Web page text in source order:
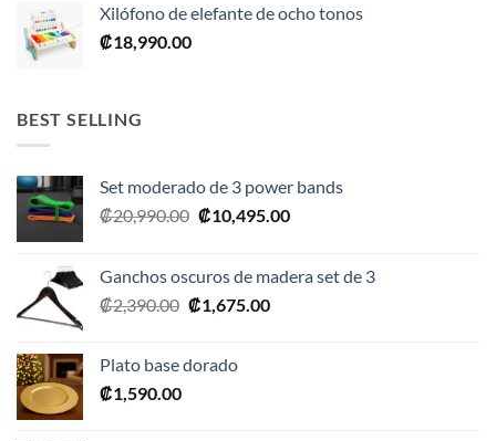
era:
es:
Xilófono de elefante de ocho tonos
₡18,990.00
BEST SELLING
Set moderado de 3 power bands
₡20,990.00 El
era:
₡20,990.00.
₡10,495.00El
es:
Ganchos oscuros de madera set de 3
₡2,390.00 El
era:
₡1,675.00El
Plato base dorado
₡1,590.00